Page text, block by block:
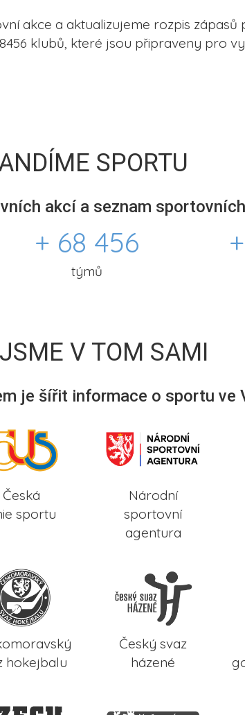
akce a aktualizujeme rozpis
klubů, které jsou připraveny pro
SPORTU
akcí a seznam
+ 68 456
týmů
V TOM SAMI
je šířit informace o sportu ve
Česká
sportu
Národní
sportovní
agentura
hokejbalu
Český svaz
házené